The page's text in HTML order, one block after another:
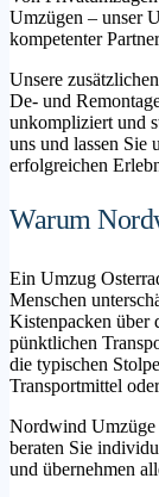
Umzügen – unser
kompetenter
Unsere
De- und
unkompliziert und
uns und lassen Sie
erfolgreichen
Warum
Ein Umzug
Menschen
Kistenpacken über
pünktlichen
die typischen
Transportmittel
Nordwind Umzüge
beraten Sie
und übernehmen